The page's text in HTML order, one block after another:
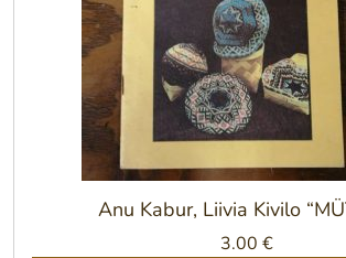
Anu Kabur, Liivia Kivilo
3.00 €